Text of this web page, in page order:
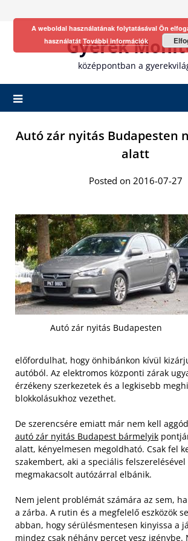
Gyerek
középpontban a
Autó zár nyitás Budapesten
alatt
Posted on 2016-07-27
Autó zár nyitás Budapesten
előfordulhat, hogy önhibánkon kívül
autóból. Az elektromos központi zárak
érzékeny szerkezetek és a legkisebb
blokkolásukhoz vezethet.
De szerencsére emiatt már nem kell
autó zár nyitás Budapest bármelyik
alatt, kényelmesen megoldható. Csak fel
szakembert, aki a speciális
megmakacsolt autózárral elbánik.
Nem jelent problémát számára az sem,
a zárba. A rutin és a megfelelő eszközök
abban, hogy sérülésmentesen kinyissa a
mindez csak néhány percet vesz igénybe.
A weboldal használatának folytatásával Ön
használatát További információk